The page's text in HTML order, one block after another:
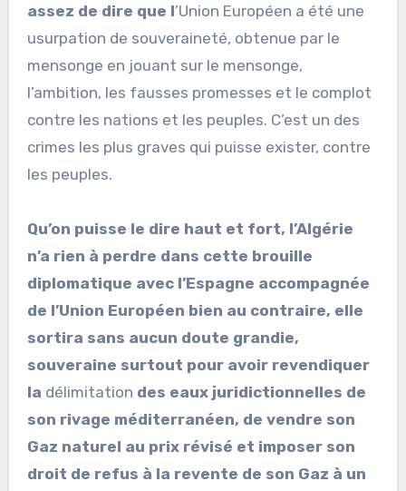
assez de dire que l’Union Européen a été une
usurpation de souveraineté, obtenue par le
mensonge en jouant sur le mensonge,
l’ambition, les fausses promesses et le complot
contre les nations et les peuples. C’est un des
crimes les plus graves qui puisse exister, contre
les peuples.
Qu’on puisse le dire haut et fort, l’Algérie
n’a rien à perdre dans cette brouille
diplomatique avec l’Espagne accompagnée
de l’Union Européen bien au contraire, elle
sortira sans aucun doute grandie,
souveraine surtout pour avoir revendiquer
la délimitation des eaux juridictionnelles de
son rivage méditerranéen, de vendre son
Gaz naturel au prix révisé et imposer son
droit de refus à la revente de son Gaz à un